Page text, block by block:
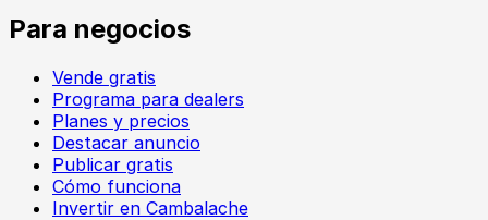
Para negocios
Vende gratis
Programa para dealers
Planes y precios
Destacar anuncio
Publicar gratis
Cómo funciona
Invertir en Cambalache